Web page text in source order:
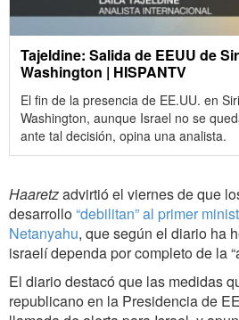
Tajeldine: Salida de EEUU de
Washington | HISPANTV
El fin de la presencia de EE.UU. en
Washington, aunque Israel no se
ante tal decisión, opina una analista.
Haaretzadvirtió el viernes de que
desarrollo“debilitan” al primer
Netanyahu, que según el diario ha
israelí dependa por completo de la
El diario destacó que las medidas
republicano en la Presidencia de